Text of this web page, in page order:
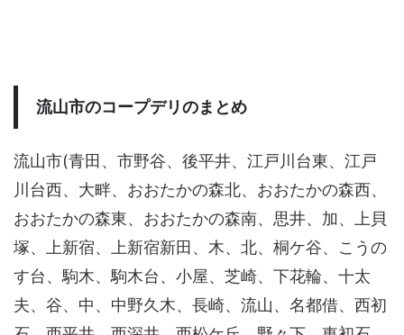
流山市のコープデリのまとめ
流山市(青田、市野谷、後平井、江戸川台東、江戸
川台西、大畔、おおたかの森北、おおたかの森西、
おおたかの森東、おおたかの森南、思井、加、上貝
塚、上新宿、上新宿新田、木、北、桐ケ谷、こうの
す台、駒木、駒木台、小屋、芝崎、下花輪、十太
夫、谷、中、中野久木、長崎、流山、名都借、西初